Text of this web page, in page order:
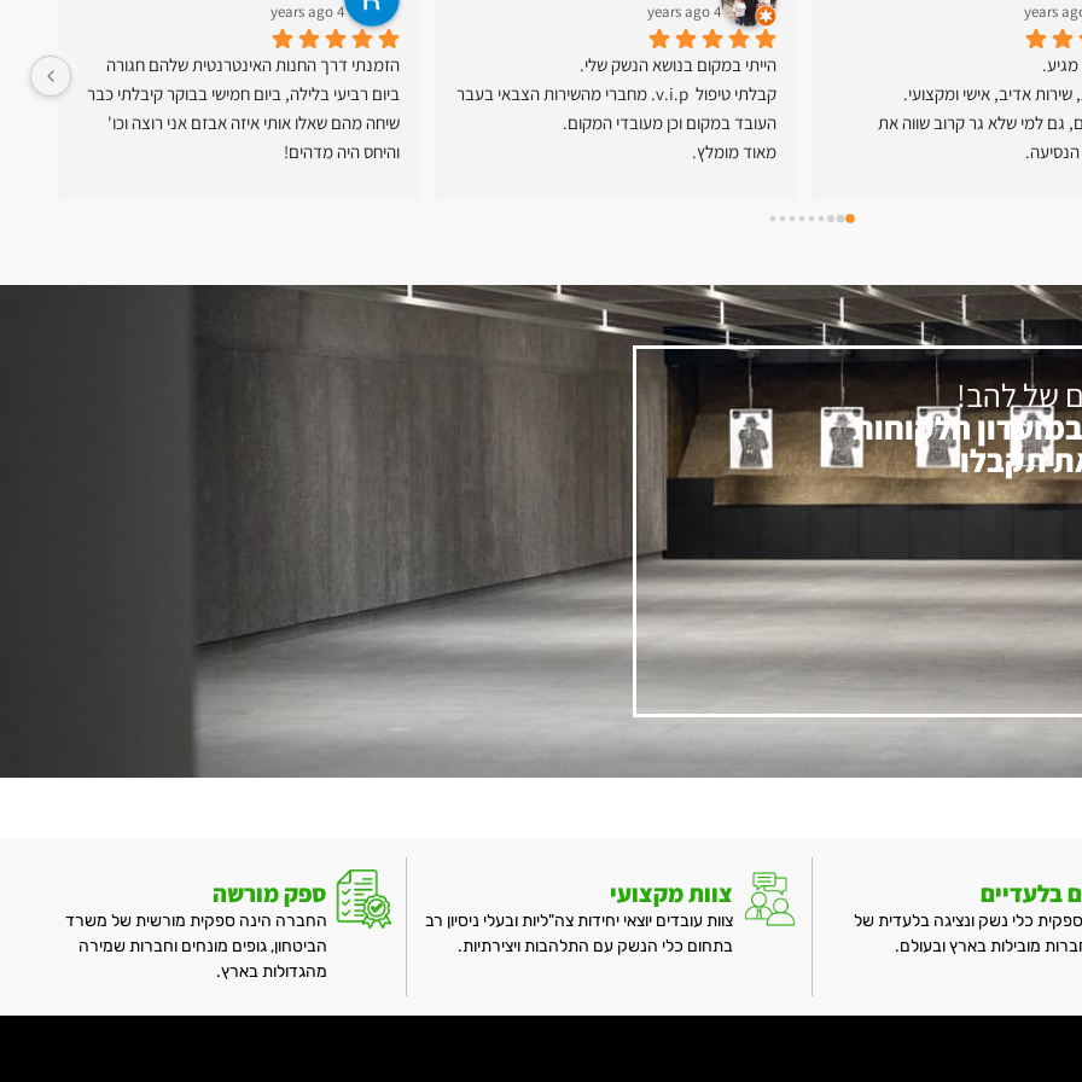
אדיב, אישי ומקצועי.
4 years ago
הייתי במקום בנושא הנשק שלי.
העובד במקום וכן מעובדי המקום.
מאוד מומלץ.
4 years ago
והיחס היה מדהים!
של להב!
הלקוחות
תקבלו
בלעדיים
כלי נשק ונציגה בלעדית של
מובילות בארץ ובעולם.
צוות מקצועי
צוות עובדים יוצאי יחידות צה"ליות ובעלי ניסיון רב
בתחום כלי הנשק עם התלהבות ויצירתיות.
ספק מורשה
החברה הינה ספקית מורשית של משרד
הביטחון, גופים מונחים וחברות שמירה
מהגדולות בארץ.